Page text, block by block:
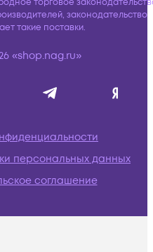
торговое
законодательство
такие поставки.
«shop.nag.ru»
персональных данных
соглашение